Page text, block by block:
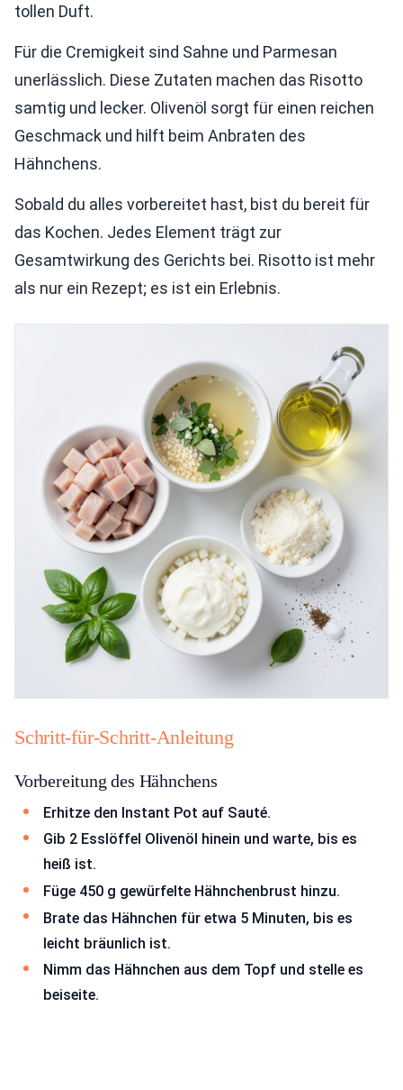
tollen Duft.
Für die Cremigkeit sind Sahne und Parmesan
unerlässlich. Diese Zutaten machen das Risotto
samtig und lecker. Olivenöl sorgt für einen reichen
Geschmack und hilft beim Anbraten des
Hähnchens.
Sobald du alles vorbereitet hast, bist du bereit für
das Kochen. Jedes Element trägt zur
Gesamtwirkung des Gerichts bei. Risotto ist mehr
als nur ein Rezept; es ist ein Erlebnis.
Schritt-für-Schritt-Anleitung
Vorbereitung des Hähnchens
Erhitze den Instant Pot auf Sauté.
Gib 2 Esslöffel Olivenöl hinein und warte, bis es
heiß ist.
Füge 450 g gewürfelte Hähnchenbrust hinzu.
Brate das Hähnchen für etwa 5 Minuten, bis es
leicht bräunlich ist.
Nimm das Hähnchen aus dem Topf und stelle es
beiseite.